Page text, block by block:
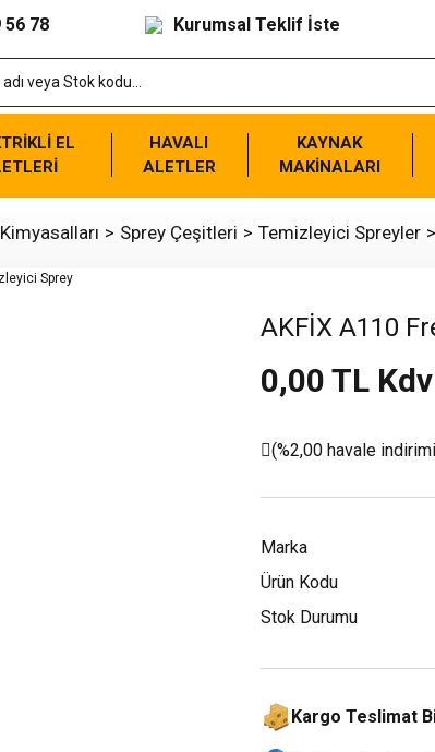
56 78 Kurumsal Teklif İste
EL
HAVALI
ALETLER
KAYNAK
MAKİNALARI
Kimyasalları Sprey Çeşitleri Temizleyici Spreyler
AKFİX A110
0,00 TL
(%2,00 havale
Marka
Ürün Kodu
Stok Durumu
Kargo Teslimat